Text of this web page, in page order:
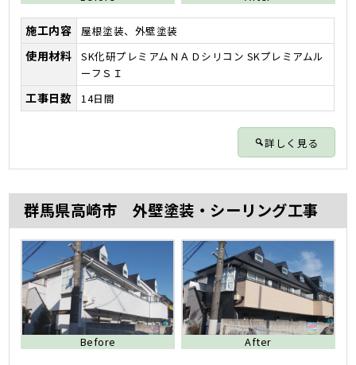
施工内容 屋根塗装、外壁塗装
使用材料
SK化研プレミアムＮＡＤシリコン SKプレミアムル
ーフＳＩ
工事日数 14日間
詳しく見る
群馬県高崎市 外壁塗装・シーリング工事
Before After